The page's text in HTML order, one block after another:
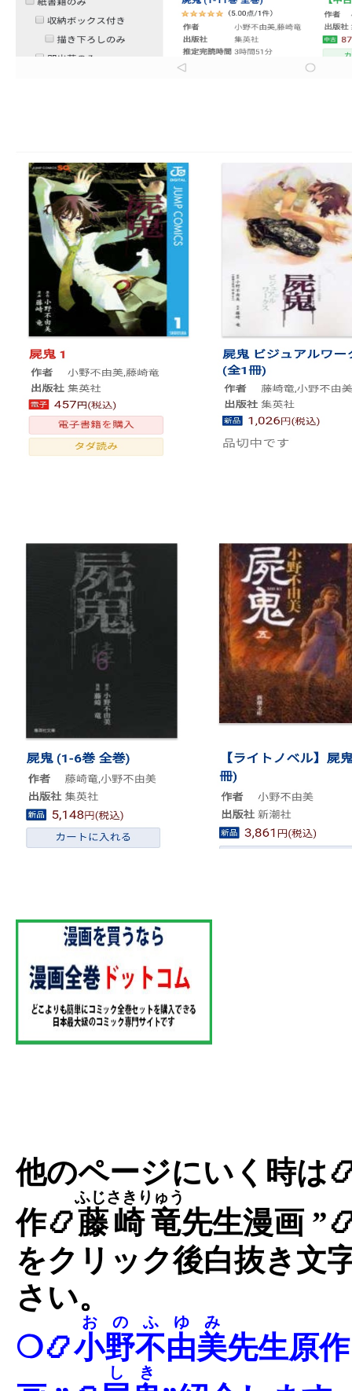
他のページにいく時は
作📿藤崎竜
ふじさきりゅう
先生漫画
をクリック後白抜き文
さい。
❍📿小野不由美
おのふゆみ
先生原
しき